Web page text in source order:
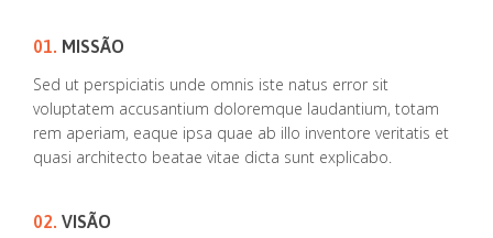
01. MISSÃO
Sed ut perspiciatis unde omnis iste natus error sit
voluptatem accusantium doloremque laudantium, totam
rem aperiam, eaque ipsa quae ab illo inventore veritatis et
quasi architecto beatae vitae dicta sunt explicabo.
02. VISÃO